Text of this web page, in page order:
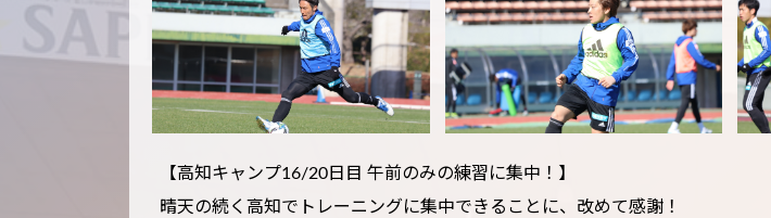
【高知キャンプ16/20日目 午前のみの練習に集中！】
晴天の続く高知でトレーニングに集中できることに、改めて感謝！